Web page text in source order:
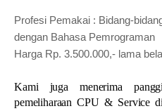
Profesi Pemakai : Bidang-
dengan Bahasa Pemrograman
Harga Rp. 3.500.000,- lama
Kami juga menerima
pemeliharaan CPU & Service